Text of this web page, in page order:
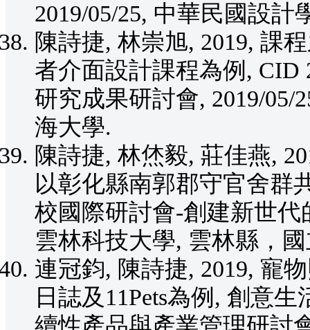
2019/05/25, 中華民國設
陳詩捷, 林崇旭, 2019, 課
者介面設計課程為例, CID
研究成果研討會, 2019/05/
海大學.
陳詩捷, 林烋毅, 莊佳燕,
以彰化縣南郭郡守官舍群
校國際研討會-創建新世代
雲林科技大學, 雲林縣，
連冠鈞, 陳詩捷, 2019, 寵
日誌及11Pets為例, 創意